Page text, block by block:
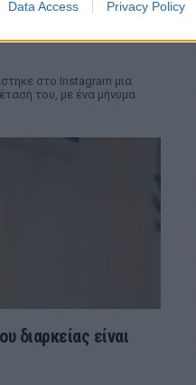
Data Access Privacy Policy
στην Κέρκυρα:
στο Instagram μια
του, με ένα μήνυμα
διαρκείας είναι